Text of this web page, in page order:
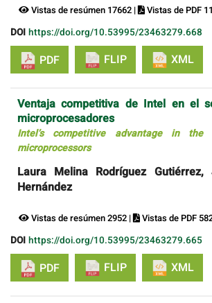
Vistas de resúmen 17662 | Vistas de PDF
DOI https://doi.org/10.53995/23463279.668
PDF FLIP XML
Ventaja competitiva de Intel en el
microprocesadores
Intel’s competitive advantage in
microprocessors
Laura Melina Rodríguez
Hernández
Vistas de resúmen 2952 | Vistas de PDF
DOI https://doi.org/10.53995/23463279.665
PDF FLIP XML